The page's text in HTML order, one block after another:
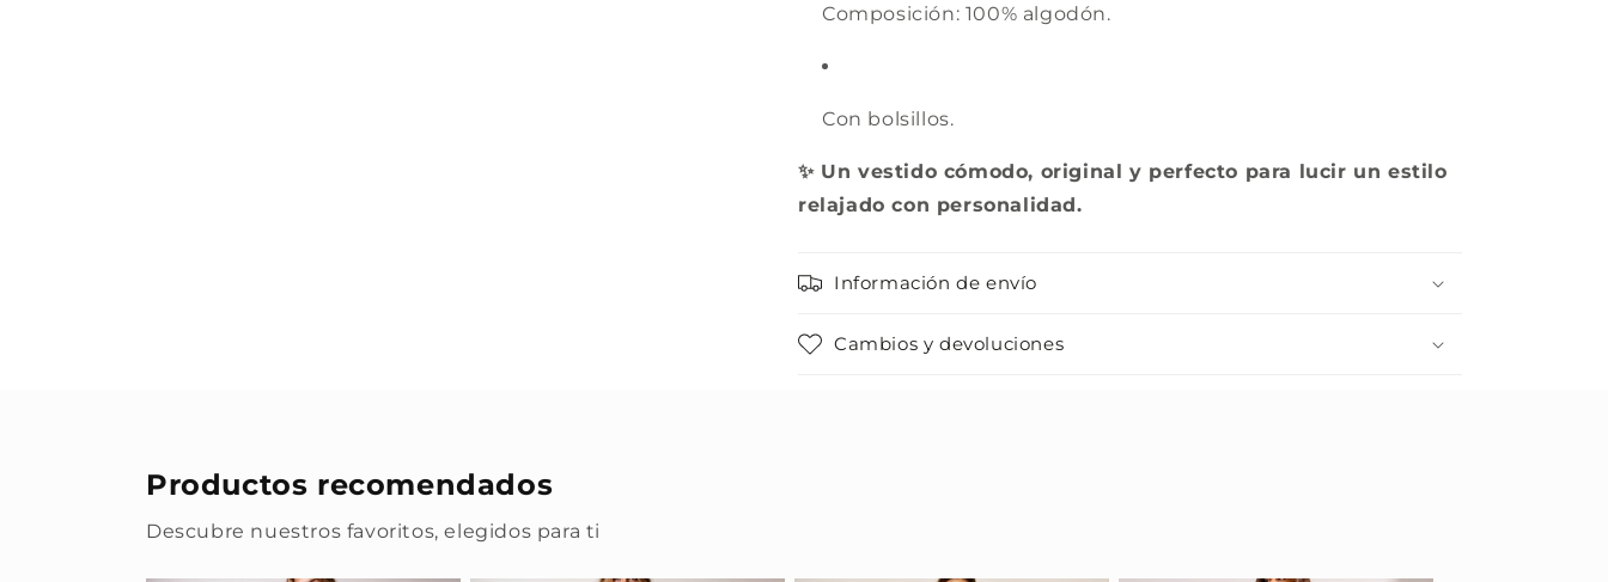
Composición: 100% algodón.
Con bolsillos.
✨ Un vestido cómodo, original y perfecto para lucir un estilo
relajado con personalidad.
Información de envío
Cambios y devoluciones
Productos recomendados
Descubre nuestros favoritos, elegidos para ti